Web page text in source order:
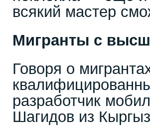
всякий мастер
Мигранты с
Говоря о
разработчик
Шагидов из